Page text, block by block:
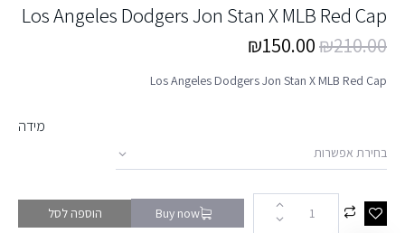
Los Angeles Dodgers Jon Stan X MLB Red Cap
₪210.00
₪150.00
Los Angeles Dodgers Jon Stan X MLB Red Cap
מידה
Buy now הוספה לסל